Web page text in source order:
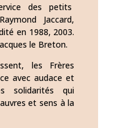
des petits
Jaccard,
en 1988, 2003.
le Breton.
les Frères
avec audace et
solidarités qui
et sens à la